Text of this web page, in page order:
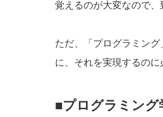
覚えるのが大変なので、
ただ、「プログラミン
に、それを実現するの
■プログラミング